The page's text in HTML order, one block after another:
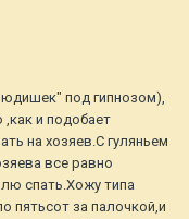
под гипнозом),
и подобает
на хозяев.С гуляньем
все равно
спать.Хожу типа
пятьсот за палочкой,и